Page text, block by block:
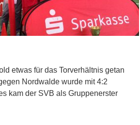
etwas für das Torverhältnis getan
Nordwalde wurde mit 4:2
kam der SVB als Gruppenerster